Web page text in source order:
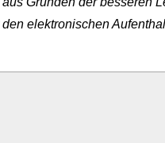
elektronischen